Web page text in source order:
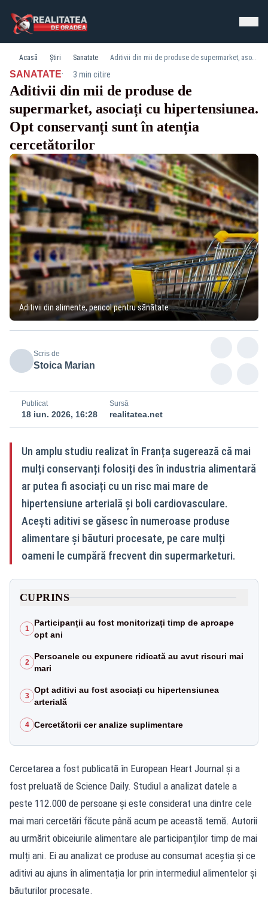
Acasă Știri Sanatate Aditivii din mii de produse de supermarket, asociați cu hipertensiunea. Opt conservanți sunt în atenția cercetătorilor
SANATATE· 3 min citire
Aditivii din mii de produse de
supermarket, asociați cu hipertensiunea.
Opt conservanți sunt în atenția
cercetătorilor
Aditivii din alimente, pericol pentru sănătate
Scris de
Stoica Marian
Publicat
18 iun. 2026, 16:28
Sursă
realitatea.net
Un amplu studiu realizat în Franța sugerează că mai
mulți conservanți folosiți des în industria alimentară
ar putea fi asociați cu un risc mai mare de
hipertensiune arterială și boli cardiovasculare.
Acești aditivi se găsesc în numeroase produse
alimentare și băuturi procesate, pe care mulți
oameni le cumpără frecvent din supermarketuri.
CUPRINS
1
Participanții au fost monitorizați timp de aproape
opt ani
2
Persoanele cu expunere ridicată au avut riscuri mai
mari
3
Opt aditivi au fost asociați cu hipertensiunea
arterială
4 Cercetătorii cer analize suplimentare
Cercetarea a fost publicată în European Heart Journal și a
fost preluată de Science Daily. Studiul a analizat datele a
peste 112.000 de persoane și este considerat una dintre cele
mai mari cercetări făcute până acum pe această temă. Autorii
au urmărit obiceiurile alimentare ale participanților timp de mai
mulți ani. Ei au analizat ce produse au consumat aceștia și ce
aditivi au ajuns în alimentația lor prin intermediul alimentelor și
băuturilor procesate.